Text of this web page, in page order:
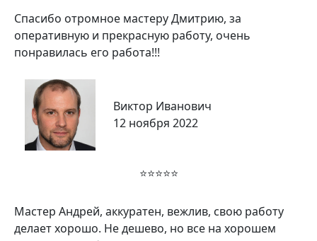
Спасибо отромное мастеру Дмитрию, за
оперативную и прекрасную работу, очень
понравилась его работа!!!
Виктор Иванович
12 ноября 2022
⭐⭐⭐⭐⭐
Мастер Андрей, аккуратен, вежлив, свою работу
делает хорошо. Не дешево, но все на хорошем